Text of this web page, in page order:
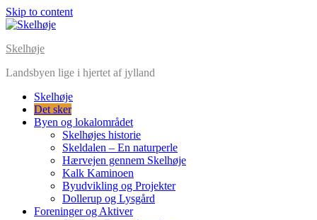
Skip to content
Skelhøje
Landsbyen lige i hjertet af jylland
Skelhøje
Det sker
Byen og lokalområdet
Skelhøjes historie
Skeldalen – En naturperle
Hærvejen gennem Skelhøje
Kalk Kaminoen
Byudvikling og Projekter
Dollerup og Lysgård
Foreninger og Aktiver